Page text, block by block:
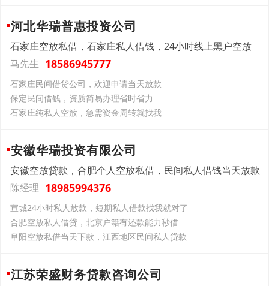
河北华瑞普惠投资公司
石家庄空放私借，石家庄私人借钱，24小时线上黑户空放
马先生 18586945777
石家庄民间借贷公司，欢迎申请当天放款
保定民间借钱，资质简易办理省时省力
石家庄纯私人空放，急需资金周转就找我
安徽华瑞投资有限公司
安徽空放贷款，合肥个人空放私借，民间私人借钱当天放款
陈经理 18985994376
宣城24小时私人放款，短期私人借款找我就对了
合肥空放私人借贷，北京户籍有还款能力秒借
‌阜阳‌空放私借当天下款，江西地区民间私人贷款
江苏荣盛财务贷款咨询公司